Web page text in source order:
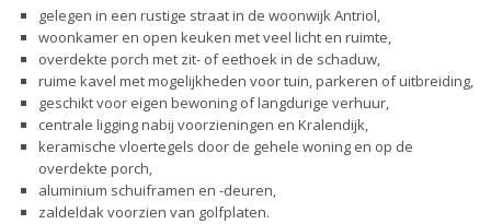
gelegen in een rustige straat in de woonwijk Antriol,
woonkamer en open keuken met veel licht en ruimte,
overdekte porch met zit- of eethoek in de schaduw,
ruime kavel met mogelijkheden voor tuin, parkeren of uitbreiding,
geschikt voor eigen bewoning of langdurige verhuur,
centrale ligging nabij voorzieningen en Kralendijk,
keramische vloertegels door de gehele woning en op de
overdekte porch,
aluminium schuiframen en -deuren,
zaldeldak voorzien van golfplaten.